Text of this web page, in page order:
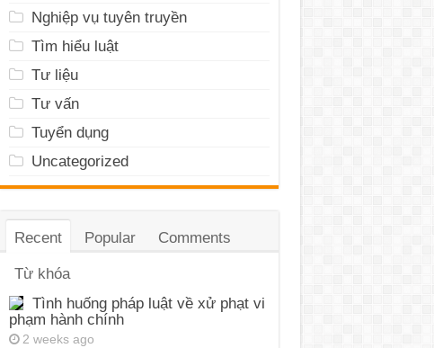
Nghiệp vụ tuyên truyền
Tìm hiểu luật
Tư liệu
Tư vấn
Tuyển dụng
Uncategorized
Recent Popular Comments
Từ khóa
Tình huống pháp luật về xử phạt vi
phạm hành chính
2 weeks ago